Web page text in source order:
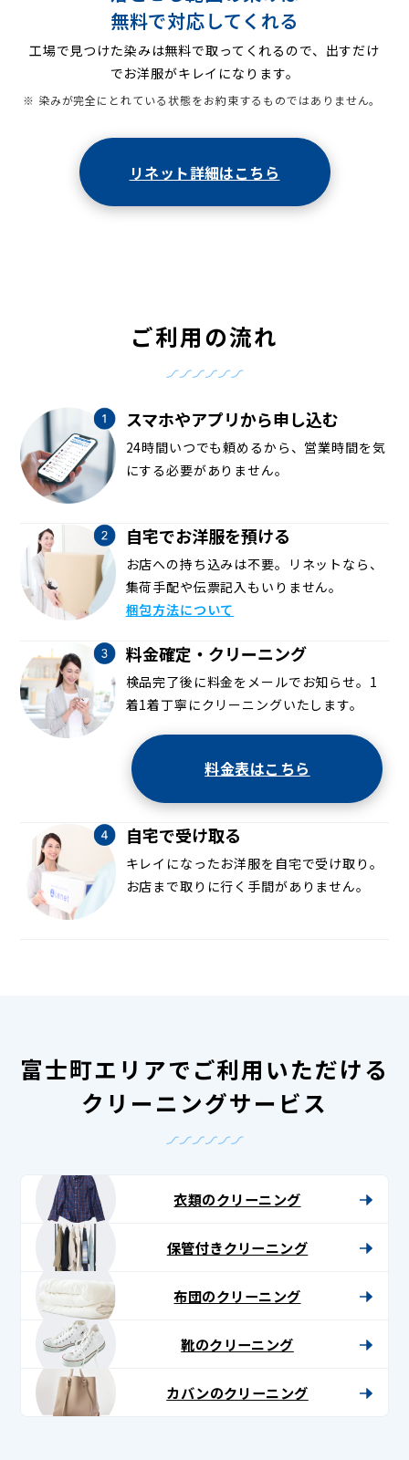
無料で対応してくれる
工場で見つけた染みは無料で取ってくれるので、出すだけ
でお洋服がキレイになります。
※ 染みが完全にとれている状態をお約束するものではありません。
リネット詳細はこちら
ご利用の流れ
スマホやアプリから申し込む
24時間いつでも頼めるから、営業時間を気
にする必要がありません。
自宅でお洋服を預ける
お店への持ち込みは不要。リネットなら、
集荷手配や伝票記入もいりません。
梱包方法について
料金確定・クリーニング
検品完了後に料金をメールでお知らせ。1
着1着丁寧にクリーニングいたします。
料金表はこちら
自宅で受け取る
キレイになったお洋服を自宅で受け取り。
お店まで取りに行く手間がありません。
富士町エリアでご利用いただける
クリーニングサービス
衣類のクリーニング
保管付きクリーニング
布団のクリーニング
靴のクリーニング
カバンのクリーニング